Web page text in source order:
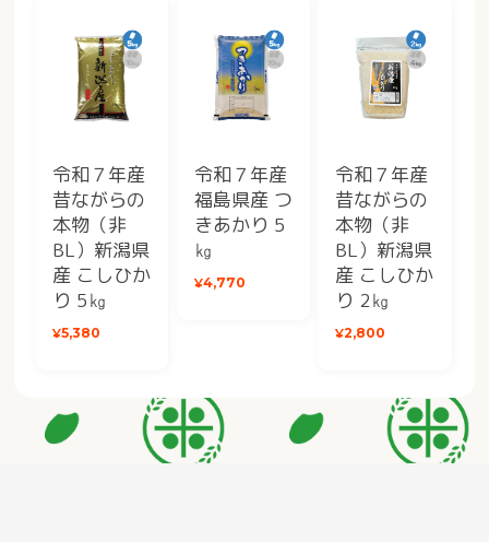
令和７年産
昔ながらの
本物（非
BL）新潟県
産 こしひか
り 5㎏
¥5,380
令和７年産
福島県産 つ
きあかり 5
㎏
¥4,770
令和７年産
昔ながらの
本物（非
BL）新潟県
産 こしひか
り 2㎏
¥2,800